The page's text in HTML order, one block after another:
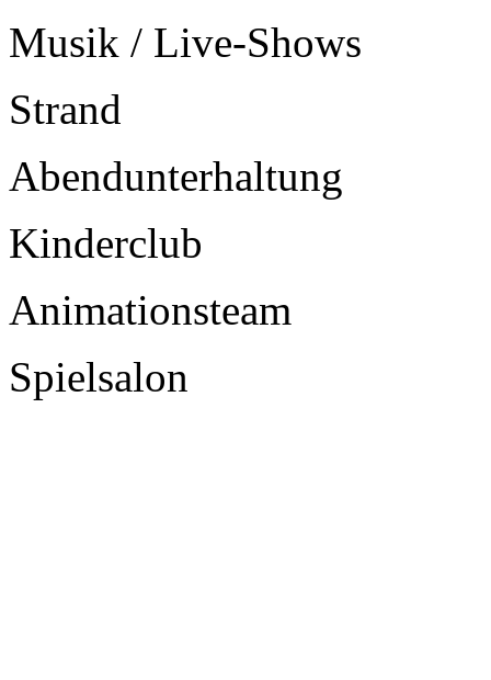
Musik / Live-Shows
Strand
Abendunterhaltung
Kinderclub
Animationsteam
Spielsalon